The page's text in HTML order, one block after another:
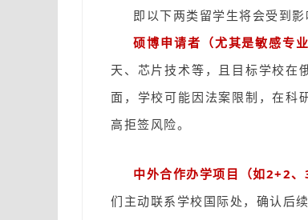
即以下两类留学生将会受到影
硕博申请者（尤其是敏感专业
天、芯片技术等，且目标学校在
面，学校可能因法案限制，在科
高拒签风险。
中外合作办学项目（如2+2、
们主动联系学校国际处，确认后